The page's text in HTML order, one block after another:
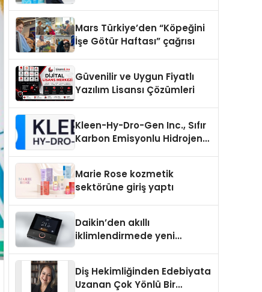
Mars Türkiye’den “Köpeğini
İşe Götür Haftası” çağrısı
Güvenilir ve Uygun Fiyatlı
Yazılım Lisansı Çözümleri
Kleen-Hy-Dro-Gen Inc., Sıfır
Karbon Emisyonlu Hidrojen
Aldı
Marie Rose kozmetik
sektörüne giriş yaptı
Daikin’den akıllı
iklimlendirmede yeni
Diş Hekimliğinden Edebiyata
Uzanan Çok Yönlü Bir